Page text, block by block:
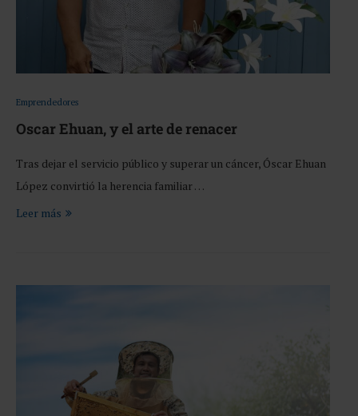
Emprendedores
Oscar Ehuan, y el arte de renacer
Tras dejar el servicio público y superar un cáncer, Óscar Ehuan
López convirtió la herencia familiar …
Leer más